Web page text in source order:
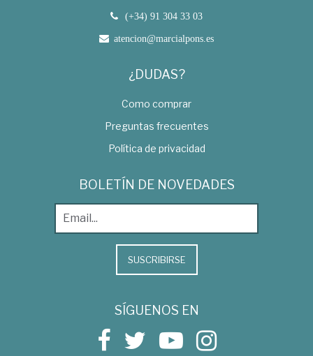
(+34) 91 304 33 03
atencion@marcialpons.es
¿DUDAS?
Como comprar
Preguntas frecuentes
Política de privacidad
BOLETÍN DE NOVEDADES
SUSCRIBIRSE
SÍGUENOS EN